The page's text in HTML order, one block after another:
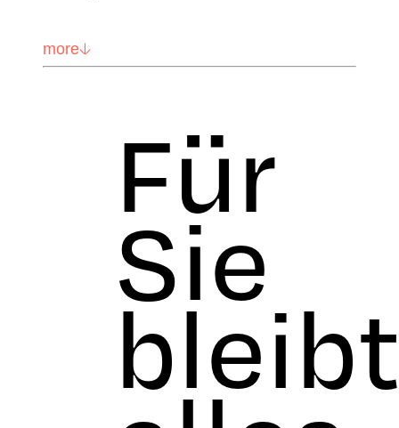
more
Für
Sie
bleibt